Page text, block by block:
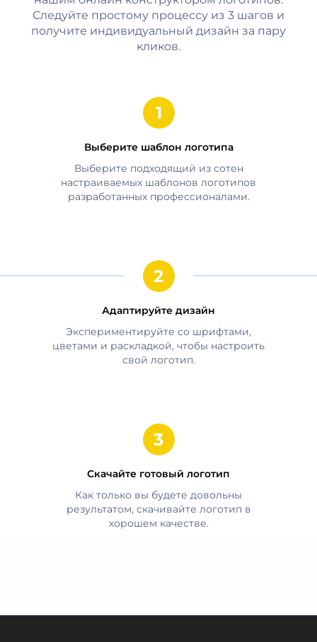
Следуйте простому процессу из 3 шагов и
получите индивидуальный дизайн за пару
кликов.
Выберите шаблон логотипа
Выберите подходящий из сотен
настраиваемых шаблонов логотипов
разработанных профессионалами.
Адаптируйте дизайн
Экспериментируйте со шрифтами,
цветами и раскладкой, чтобы настроить
свой логотип.
Скачайте готовый логотип
Как только вы будете довольны
результатом, скачивайте логотип в
хорошем качестве.